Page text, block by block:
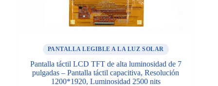
PANTALLA LEGIBLE A LA LUZ SOLAR
Pantalla táctil LCD TFT de alta luminosidad de 7
pulgadas – Pantalla táctil capacitiva, Resolución
1200*1920, Luminosidad 2500 nits